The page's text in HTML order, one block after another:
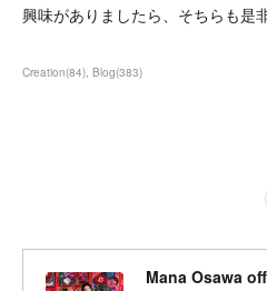
興味がありましたら、そちらも是
Creation(84) Blog(383)
Mana Osawa